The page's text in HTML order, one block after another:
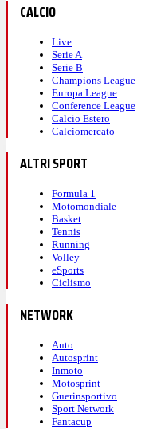
CALCIO
Live
Serie A
Serie B
Champions League
Europa League
Conference League
Calcio Estero
Calciomercato
ALTRI SPORT
Formula 1
Motomondiale
Basket
Tennis
Running
Volley
eSports
Ciclismo
NETWORK
Auto
Autosprint
Inmoto
Motosprint
Guerinsportivo
Sport Network
Fantacup